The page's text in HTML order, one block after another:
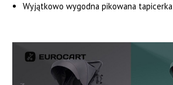
Wyjątkowo wygodna pikowana tapicerka